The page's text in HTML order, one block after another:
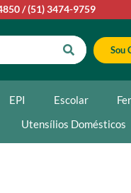
/(51) 3474-9759
Sou
EPI Escolar
Utensílios Domésticos